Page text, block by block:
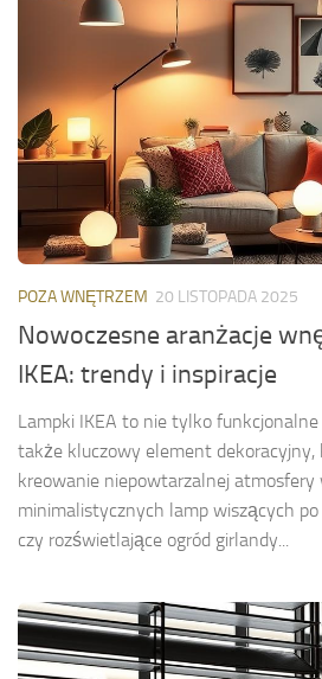
POZA WNĘTRZEM 20 LISTOPADA 2025
Nowoczesne aranżacje
IKEA: trendy i inspiracje
Lampki IKEA to nie tylko funkcjonalne
także kluczowy element dekoracyjny,
kreowanie niepowtarzalnej
minimalistycznych lamp wiszących
czy rozświetlające ogród girlandy...